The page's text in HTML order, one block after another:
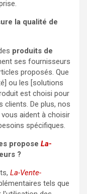
la qualité de
produits de
ses fournisseurs
proposés. Que
ou les [solutions
est choisi pour
clients. De plus, nos
aident à choisir
spécifiques.
propose La-
?
La-Vente-
tels que